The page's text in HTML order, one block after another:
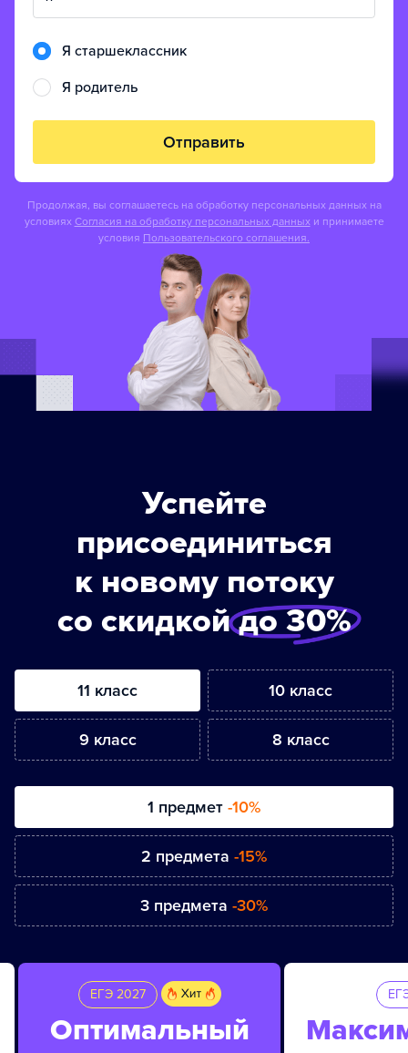
Я старшеклассник
Я родитель
Отправить
Продолжая, вы соглашаетесь на обработку персональных данных на
условиях Согласия на обработку персональных данных и принимаете
условия Пользовательского соглашения.
Успейте
присоединиться
к новому потоку
со скидкойдо 30%
11 класс 10 класс
9 класс 8 класс
1 предмет -10%
2 предмета -15%
3 предмета -30%
ЕГЭ 2027
Оптимальный